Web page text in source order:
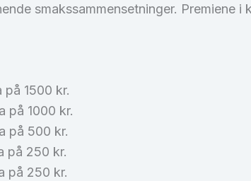
smakssammensetninger. Premiene i
på 1500 kr.
på 1000 kr.
på 500 kr.
på 250 kr.
på 250 kr.